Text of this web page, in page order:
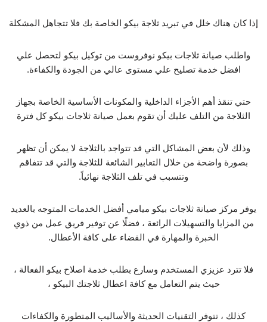
إذا كان هناك خلل في تبريد ثلاجة بيكو الخاصة بك فلا تتجاهل المشكلة
واطلب صيانة ثلاجات بيكو نوفروست من توكيل بيكو لتحصل علي
افضل خدمة تصليح علي مستوى عالي من الجودة والكفاءة.
حتي تنقذ أهم الأجزاء الداخلية والمكونات الأساسية الخاصة بجهاز
الثلاجة من التلف عليك أن تقوم بعمل صيانة ثلاجات بيكو كل فترة
وذلك لأن بعض المشاكل التي قد تتواجد بالثلاجة لا يمكن أن تظهر
بصورة واضحة من خلال التعابير الشائعة للثلاجة والتي قد تتفاقم
وتتسبب في تلف الثلاجة نهائياً.
يوفر مركز صيانة ثلاجات بيكو ميامي أفضل الخدمات المتوجه بالعديد
من المزايا والتسهيلات الرائعة ، فضلًا عن توفير فريق عمل من ذوي
الخبرة والمهارة في القضاء على كافة الأعطال.
فلا تترد عزيزي المستخدم وسارع بطلب خدمة اصلاح بيكو الفعالة ،
حيث يتم التعامل مع كافة اعطال ثلاجتك البيكو ،
كذلك ، تتوفر التقنيات الحديثة والأساليب المتطورة والكفاءات